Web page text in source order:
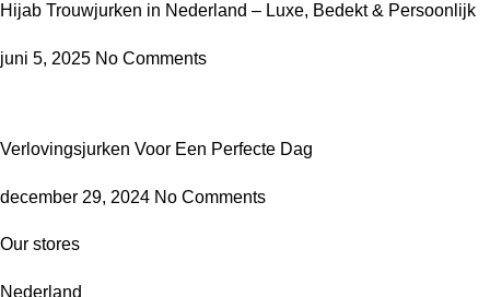
Hijab Trouwjurken in Nederland – Luxe, Bedekt & Persoonlijk
juni 5, 2025 No Comments
Verlovingsjurken Voor Een Perfecte Dag
december 29, 2024 No Comments
Our stores
Nederland